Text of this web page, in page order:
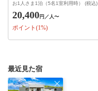
お1人さま1泊（5名1室利用時） (税込)
20,400円 ／人〜
ポイント(1%)
最近見た宿